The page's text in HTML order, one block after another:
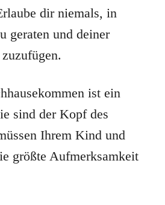
dir niemals, in
geraten und deiner
ist ein
sind der Kopf des
Ihrem Kind und
größte Aufmerksamkeit